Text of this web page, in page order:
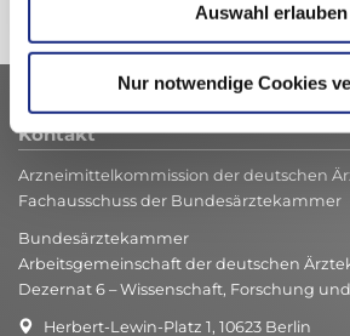
Auswahl erlauben
Nur notwendige Cookies
Kontakt
Arzneimittelkommission der deutschen
Fachausschuss der Bundesärztekammer
Bundesärztekammer
Arbeitsgemeinschaft der deutschen
Dezernat 6 – Wissenschaft, Forschung
Herbert-Lewin-Platz 1, 10623 Berlin